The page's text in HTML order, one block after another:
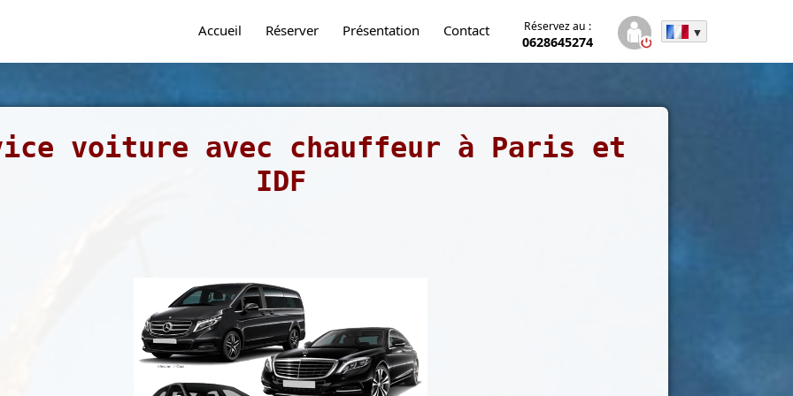
Accueil Réserver Présentation Contact Réservez au :
0628645274
voiture avec chauffeur à Paris et
IDF